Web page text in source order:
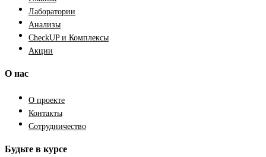
Лаборатории
Анализы
CheckUP и Комплексы
Акции
О нас
О проекте
Контакты
Сотрудничество
Будьте в курсе